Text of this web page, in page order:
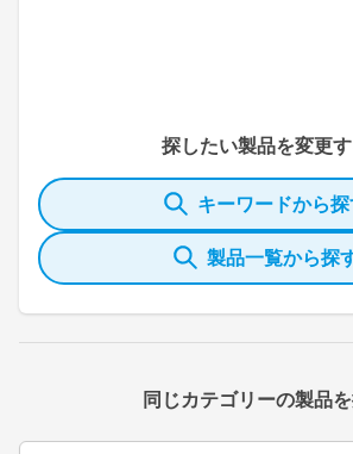
探したい製品を変更
キーワードから探
製品一覧から探
同じカテゴリーの製品